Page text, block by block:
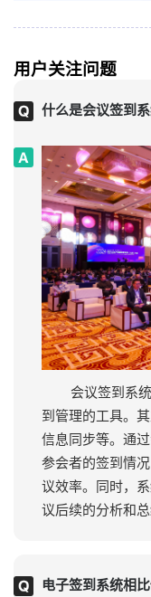
用户关注问题
什么是会议签到
会议签到系
到管理的工具。
信息同步等。通
参会者的签到情
议效率。同时，
议后续的分析和
电子签到系统相